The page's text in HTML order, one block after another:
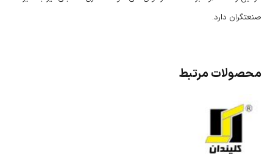
صنعتگران دارد.
محصولات مرتبط